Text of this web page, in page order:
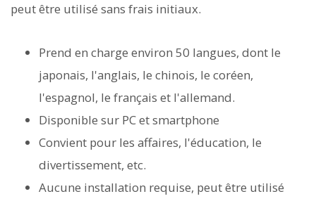
peut être utilisé sans frais initiaux.
Prend en charge environ 50 langues, dont le
japonais, l'anglais, le chinois, le coréen,
l'espagnol, le français et l'allemand.
Disponible sur PC et smartphone
Convient pour les affaires, l'éducation, le
divertissement, etc.
Aucune installation requise, peut être utilisé